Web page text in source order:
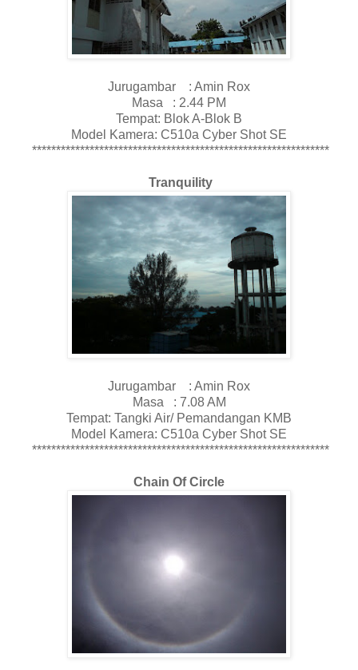
Jurugambar : Amin Rox
Masa : 2.44 PM
Tempat: Blok A-Blok B
Model Kamera: C510a Cyber Shot SE
**************************************************************
Tranquility
Jurugambar : Amin Rox
Masa : 7.08 AM
Tempat: Tangki Air/ Pemandangan KMB
Model Kamera: C510a Cyber Shot SE
**************************************************************
Chain Of Circle